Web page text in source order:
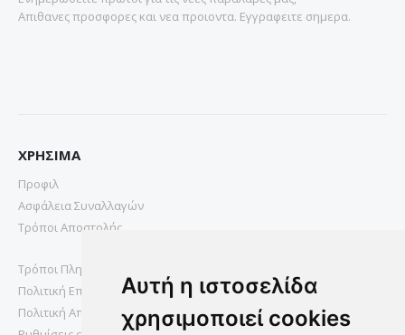
Αυτή η ιστοσελίδα
χρησιμοποιεί cookies
Απιθανες προσφορες και νεα προιοντα. Εγγραφειτε σημερα.
ΧΡΗΣΙΜΑ
Προφιλ
Ασφάλεια Συναλλαγών
Τρόποι Αποστολής
Τρόποι Πληρωμής
Πολιτική Επιστροφών
Πολιτική Απορρήτου